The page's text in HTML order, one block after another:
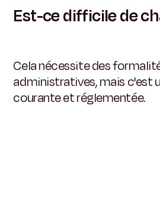
Est-ce difficile de
Cela nécessite des
administratives, mais c'est
courante et réglementée.